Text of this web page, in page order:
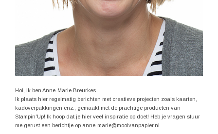
Hoi, ik ben Anne-Marie Breurkes.
Ik plaats hier regelmatig berichten met creatieve projecten zoals kaarten,
kadoverpakkingen enz., gemaakt met de prachtige producten van
Stampin'Up! Ik hoop dat je hier veel inspiratie op doet! Heb je vragen stuur
me gerust een berichtje op anne-marie@mooivanpapier.nl